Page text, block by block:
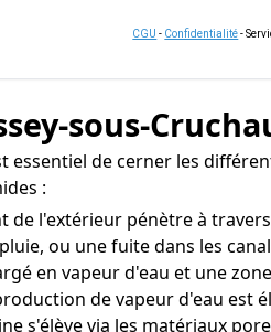
CGU - Confidentialité-
sous-
de cerner les
:
l'extérieur pénètre à
ou une fuite dans les
en vapeur d'eau et une
de vapeur d'eau est
s'élève via les matériaux